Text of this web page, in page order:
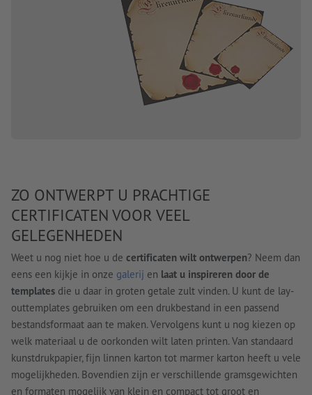
ZO ONTWERPT U PRACHTIGE
CERTIFICATEN VOOR VEEL
GELEGENHEDEN
Weet u nog niet hoe u de certificaten wilt ontwerpen? Neem dan
eens een kijkje in onze galerij en laat u inspireren door de
templates die u daar in groten getale zult vinden. U kunt de lay-
outtemplates gebruiken om een drukbestand in een passend
bestandsformaat aan te maken. Vervolgens kunt u nog kiezen op
welk materiaal u de oorkonden wilt laten printen. Van standaard
kunstdrukpapier, fijn linnen karton tot marmer karton heeft u vele
mogelijkheden. Bovendien zijn er verschillende gramsgewichten
en formaten mogelijk van klein en compact tot groot en